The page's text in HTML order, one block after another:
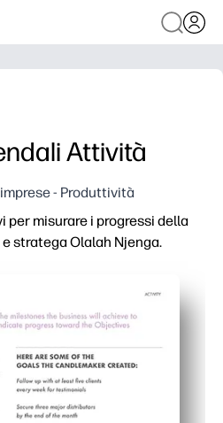
Attività
- Produttività
misurare i progressi della
stratega Olalah Njenga.